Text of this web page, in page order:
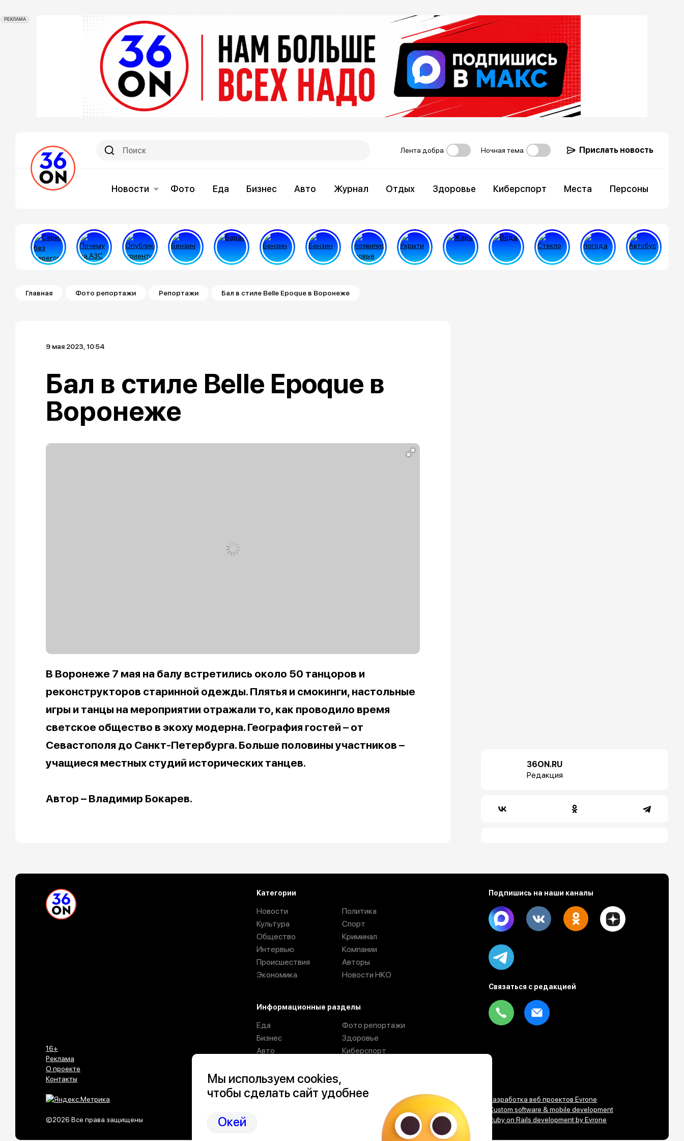
РЕКЛАМА
Лента добра Ночная тема Прислать новость
Новости Фото Еда Бизнес Авто Журнал Отдых Здоровье Киберспорт Места Персоны
Строка навигации
Главная Фото репортажи Репортажи Бал в стиле Belle Epoque в Воронеже
9 мая 2023, 10:54
Бал в стиле Belle Epoque в
Воронеже
В Воронеже 7 мая на балу встретились около 50 танцоров и
реконструкторов старинной одежды. Плятья и смокинги, настольные
игры и танцы на мероприятии отражали то, как проводило время
светское общество в экоху модерна. География гостей – от
Севастополя до Санкт-Петербурга. Больше половины участников –
учащиеся местных студий исторических танцев.
Автор – Владимир Бокарев.
36ON.RU
Редакция
16+
Реклама
О проекте
Контакты
©2026 Все права защищены
Категории
Новости
Культура
Общество
Интервью
Происшествия
Экономика
Политика
Спорт
Криминал
Компании
Авторы
Новости НКО
Информационные разделы
Еда
Бизнес
Авто
Отдых
Фото репортажи
Здоровье
Киберспорт
Подпишись на наши каналы
Max
Связаться с редакцией
Разработка веб проектов Evrone
Custom software & mobile development
Ruby on Rails development by Evrone
Мы используем cookies,
чтобы сделать сайт удобнее
Окей